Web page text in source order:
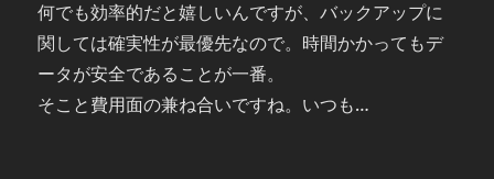
何でも効率的だと嬉しいんですが、バックアップに
関しては確実性が最優先なので。時間かかってもデ
ータが安全であることが一番。
そこと費用面の兼ね合いですね。いつも…